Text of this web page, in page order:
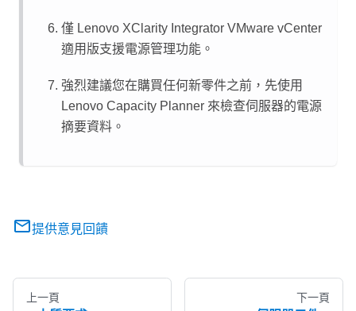
僅 Lenovo XClarity Integrator VMware vCenter
適用版支援電源管理功能。
強烈建議您在購買任何新零件之前，先使用
Lenovo Capacity Planner 來檢查伺服器的電源
摘要資料。
提供意見回饋
上一頁 下一頁